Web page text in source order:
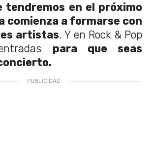
tendremos en el próximo
comienza a formarse con
artistas. Y en Rock & Pop
para que seas